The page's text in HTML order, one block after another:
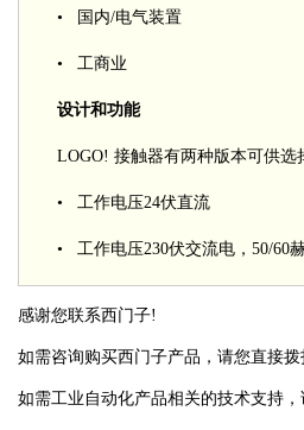
• 国内/电气装置
• 工商业
设计和功能
LOGO! 接触器有两种版本可供选
• 工作电压24伏直流
• 工作电压230伏交流电，50/60
感谢您联系西门子!
如需咨询购买西门子产品，请您直接拨
如需工业自动化产品相关的技术支持